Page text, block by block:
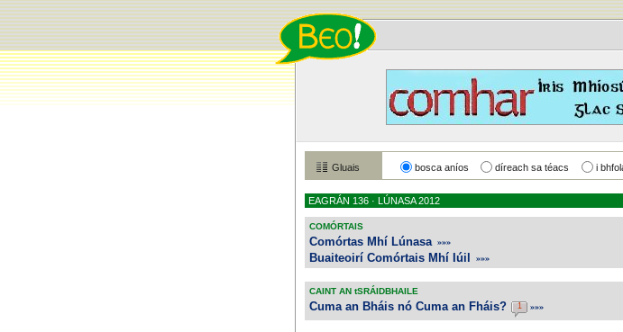
Gluais bosca aníos díreach sa téacs i
EAGRÁN 136 · LÚNASA 2012
COMÓRTAIS
Comórtas Mhí Lúnasa »»»
Buaiteoirí Comórtais Mhí Iúil »»»
CAINT AN tSRÁIDBHAILE
Cuma an Bháis nó Cuma an Fháis? 1 »»»